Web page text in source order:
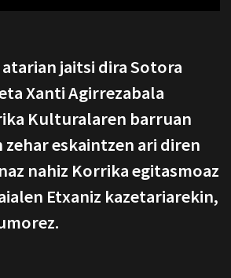
jaitsi dira Sotora
Xanti Agirrezabala
Kulturalaren barruan
zehar eskaintzen ari diren
nahiz Korrika egitasmoaz
Etxaniz kazetariarekin,